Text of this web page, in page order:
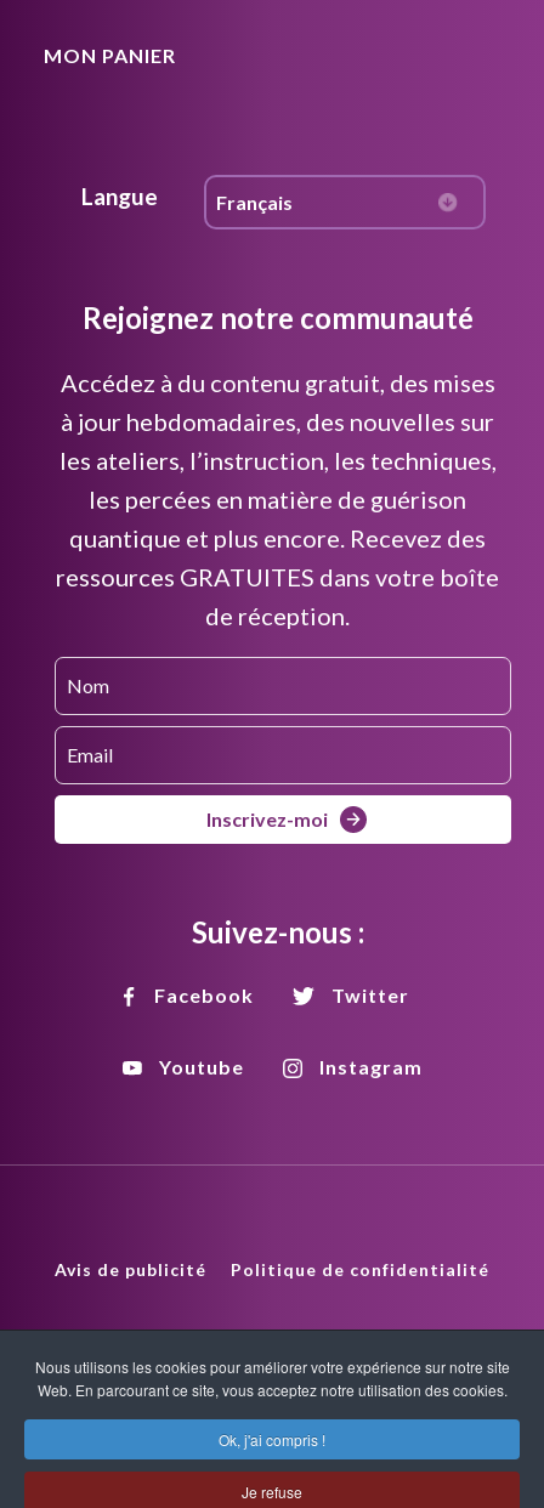
MON PANIER
Langue
Rejoignez notre communauté
Accédez à du contenu gratuit, des mises
à jour hebdomadaires, des nouvelles sur
les ateliers, l’instruction, les techniques,
les percées en matière de guérison
quantique et plus encore. Recevez des
ressources GRATUITES dans votre boîte
de réception.
Inscrivez-moi
Suivez-nous :
Facebook Twitter
Youtube Instagram
Avis de publicité Politique de confidentialité
Copyright © 2026 Quantum-Touch. Tous droits réservés.
www.quantumtouch.com
Nous utilisons les cookies pour améliorer votre expérience sur notre site
Web. En parcourant ce site, vous acceptez notre utilisation des cookies.
Ok, j'ai compris !
Je refuse